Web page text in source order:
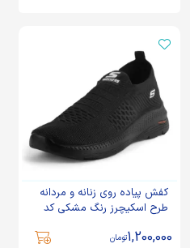
کفش پیاده روی زنانه و مردانه
طرح اسکیچرز رنگ مشکی کد
1,200,000تومان